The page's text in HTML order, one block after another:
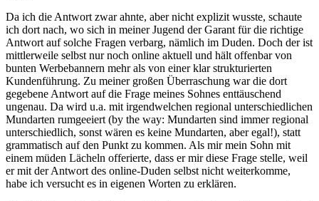
Da ich die Antwort zwar ahnte, aber nicht explizit wusste, schaute
ich dort nach, wo sich in meiner Jugend der Garant für die richtige
Antwort auf solche Fragen verbarg, nämlich im Duden. Doch der ist
mittlerweile selbst nur noch online aktuell und hält offenbar von
bunten Werbebannern mehr als von einer klar strukturierten
Kundenführung. Zu meiner großen Überraschung war die dort
gegebene Antwort auf die Frage meines Sohnes enttäuschend
ungenau. Da wird u.a. mit irgendwelchen regional unterschiedlichen
Mundarten rumgeeiert (by the way: Mundarten sind immer regional
unterschiedlich, sonst wären es keine Mundarten, aber egal!), statt
grammatisch auf den Punkt zu kommen. Als mir mein Sohn mit
einem müden Lächeln offerierte, dass er mir diese Frage stelle, weil
er mit der Antwort des online-Duden selbst nicht weiterkomme,
habe ich versucht es in eigenen Worten zu erklären.